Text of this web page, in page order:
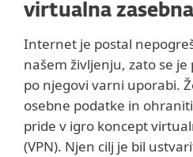
virtualna
Internet je postal
našem življenju, zato se
po njegovi varni uporabi.
osebne podatke in
pride v igro koncept
(VPN). Njen cilj je bil